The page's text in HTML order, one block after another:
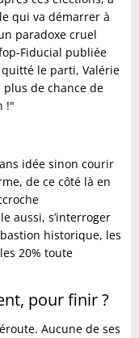
qui va démarrer à
paradoxe cruel
Fiducial publiée
le parti, Valérie
plus de chance de
!"
idée sinon courir
de ce côté là en
aussi, s’interroger
historique, les
20% toute
pour finir ?
Aucune de ses